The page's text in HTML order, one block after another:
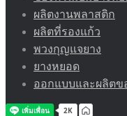
ผลิตงานพลาสติก
ผลิตที่รองแก้ว
พวงกุญแจยาง
ยางหยอด
ออกแบบและผลิตข